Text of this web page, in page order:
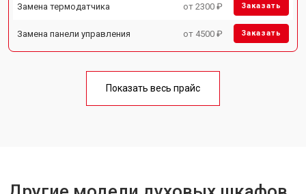
Замена термодатчика от 2300 ₽ Заказать
Замена панели управления от 4500 ₽ Заказать
Показать весь прайс